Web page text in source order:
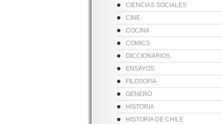
CIENCIAS SOCIALES
CINE
COCINA
COMICS
DICCIONARIOS
ENSAYOS
FILOSOFIA
GENERO
HISTORIA
HISTORIA DE CHILE